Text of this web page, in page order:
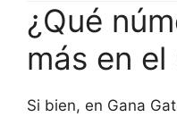
¿Qué
más en el
Si bien, en Gana